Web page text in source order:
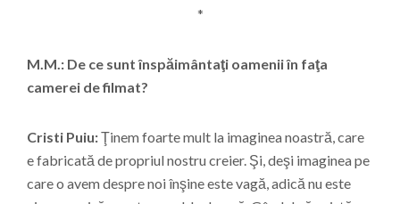
*
M.M.: De ce sunt înspăimântaţi oamenii în faţa
camerei de filmat?
Cristi Puiu:Ţinem foarte mult la imaginea noastră, care
e fabricată de propriul nostru creier. Şi, deşi imaginea pe
care o avem despre noi înşine este vagă, adică nu este